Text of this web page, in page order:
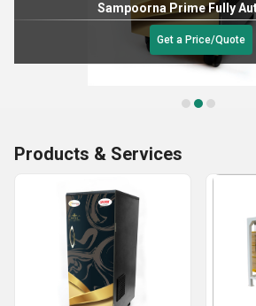
Sampoorna Prime Fully
Get a Price/Quote
Products & Services